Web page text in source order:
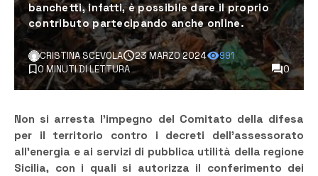
banchetti, infatti, è possibile dare il proprio
contributo partecipando anche online.
CRISTINA SCEVOLA 23 MARZO 2024
991
0 MINUTI DI LETTURA
0
Non si arresta l’impegno del Comitato della difesa
per il territorio contro i decreti dell’assessorato
all’energia e ai servizi di pubblica utilità della regione
Sicilia, con i quali si autorizza il conferimento dei